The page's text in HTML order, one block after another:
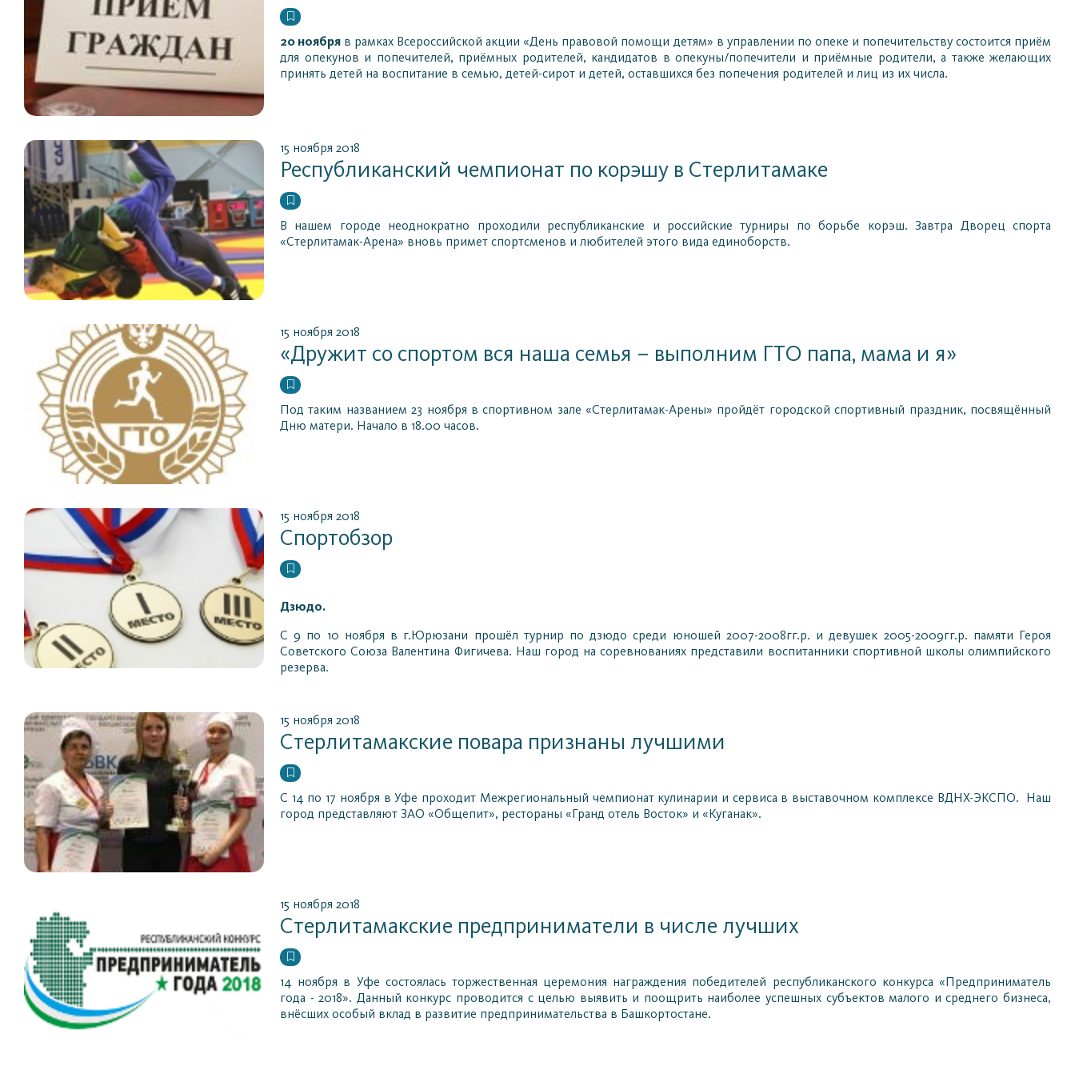
20 ноября в рамках Всероссийской акции «День правовой помощи детям» в управлении по опеке и попечительству состоится приём
для опекунов и попечителей, приёмных родителей, кандидатов в опекуны/попечители и приёмные родители, а также желающих
принять детей на воспитание в семью, детей-сирот и детей, оставшихся без попечения родителей и лиц из их числа.
15 ноября 2018
Республиканский чемпионат по корэшу в Стерлитамаке
В нашем городе неоднократно проходили республиканские и российские турниры по борьбе корэш. Завтра Дворец спорта
«Стерлитамак-Арена» вновь примет спортсменов и любителей этого вида единоборств.
15 ноября 2018
«Дружит со спортом вся наша семья – выполним ГТО папа, мама и я»
Под таким названием 23 ноября в спортивном зале «Стерлитамак-Арены» пройдёт городской спортивный праздник, посвящённый
Дню матери. Начало в 18.00 часов.
15 ноября 2018
Спортобзор
Дзюдо.
С 9 по 10 ноября в г.Юрюзани прошёл турнир по дзюдо среди юношей 2007-2008гг.р. и девушек 2005-2009гг.р. памяти Героя
Советского Союза Валентина Фигичева. Наш город на соревнованиях представили воспитанники спортивной школы олимпийского
резерва.
15 ноября 2018
Стерлитамакские повара признаны лучшими
С 14 по 17 ноября в Уфе проходит Межрегиональный чемпионат кулинарии и сервиса в выставочном комплексе ВДНХ-ЭКСПО. Наш
город представляют ЗАО «Общепит», рестораны «Гранд отель Восток» и «Куганак».
15 ноября 2018
Стерлитамакские предприниматели в числе лучших
14 ноября в Уфе состоялась торжественная церемония награждения победителей республиканского конкурса «Предприниматель
года - 2018». Данный конкурс проводится с целью выявить и поощрить наиболее успешных субъектов малого и среднего бизнеса,
внёсших особый вклад в развитие предпринимательства в Башкортостане.